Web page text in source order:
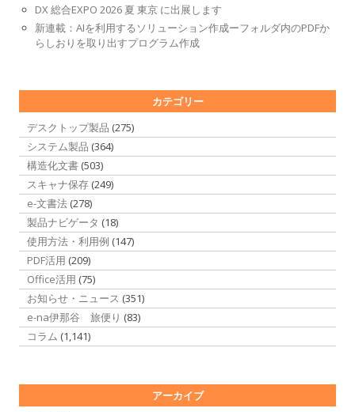
DX 総合EXPO 2026 夏 東京 に出展します
新連載：AIを利用するソリューション作成ーフォルダ内のPDFか
らしおりを取り出すプログラム作成
カテゴリー
デスクトップ製品 (275)
システム製品 (364)
構造化文書 (503)
スキャナ保存 (249)
e-文書法 (278)
製品ナビゲータ (18)
使用方法・利用例 (147)
PDF活用 (209)
Office活用 (75)
お知らせ・ニュース (351)
e-na伊那谷 旅便り (83)
コラム (1,141)
アーカイブ